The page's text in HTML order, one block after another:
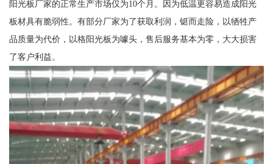
阳光板厂家的正常生产市场仅为10个月。因为低温更容易造成阳光
板材具有脆弱性。有部分厂家为了获取利润，铤而走险，以牺牲产
品质量为代价，以格阳光板为噱头，售后服务基本为零，大大损害
了客户利益。